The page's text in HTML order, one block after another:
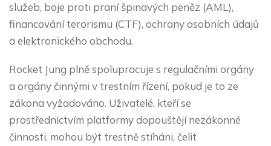
služeb, boje proti praní špinavých peněz (AML),
financování terorismu (CTF), ochrany osobních údajů
a elektronického obchodu.
Rocket Jung plně spolupracuje s regulačními orgány
a orgány činnými v trestním řízení, pokud je to ze
zákona vyžadováno. Uživatelé, kteří se
prostřednictvím platformy dopouštějí nezákonné
činnosti, mohou být trestně stíháni, čelit